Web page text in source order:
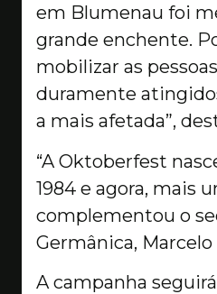
em Blumenau foi
grande enchente.
mobilizar as
duramente
a mais afetada”,
“A Oktoberfest
1984 e agora, mais
complementou o
Germânica, Marcelo
A campanha